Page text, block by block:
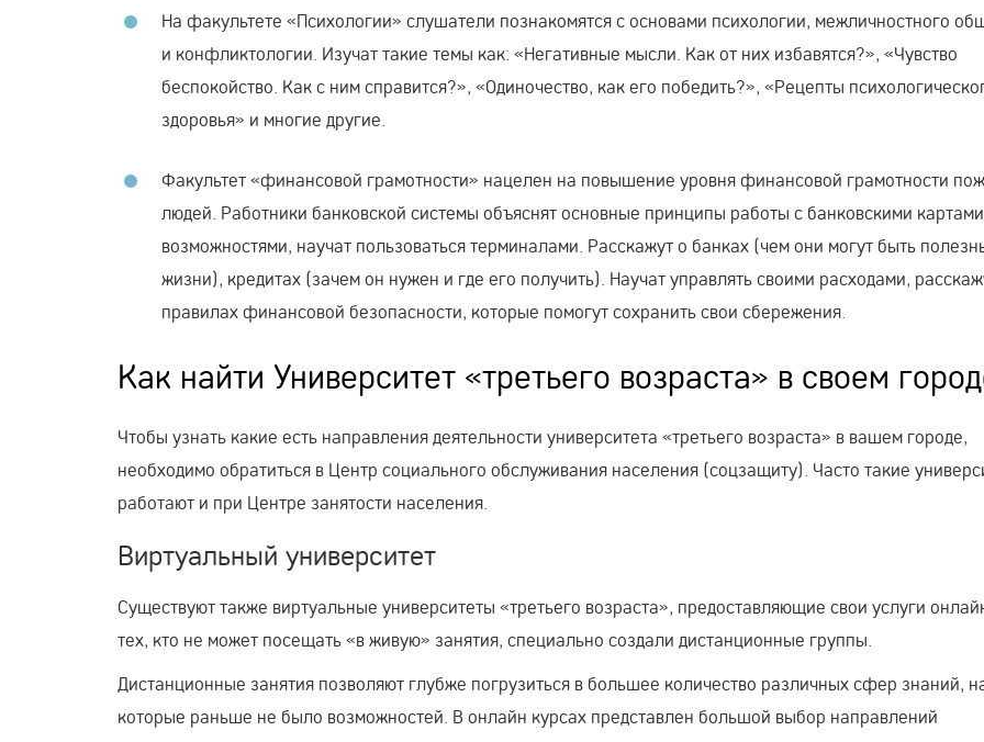
На факультете «Психологии» слушатели познакомятся с основами психологии, межличностного
и конфликтологии. Изучат такие темы как: «Негативные мысли. Как от них избавятся?», «Чувство
беспокойство. Как с ним справится?», «Одиночество, как его победить?», «Рецепты
здоровья» и многие другие.
Факультет «финансовой грамотности» нацелен на повышение уровня финансовой грамотности
людей. Работники банковской системы объяснят основные принципы работы с банковскими
возможностями, научат пользоваться терминалами. Расскажут о банках (чем они могут быть
жизни), кредитах (зачем он нужен и где его получить). Научат управлять своими расходами,
правилах финансовой безопасности, которые помогут сохранить свои сбережения.
Как найти Университет «третьего возраста» в своем
Чтобы узнать какие есть направления деятельности университета «третьего возраста» в вашем городе,
необходимо обратиться в Центр социального обслуживания населения (соцзащиту). Часто такие
работают и при Центре занятости населения.
Виртуальный университет
Существуют также виртуальные университеты «третьего возраста», предоставляющие свои услуги
тех, кто не может посещать «в живую» занятия, специально создали дистанционные группы.
Дистанционные занятия позволяют глубже погрузиться в большее количество различных сфер знаний,
которые раньше не было возможностей. В онлайн курсах представлен большой выбор направлений